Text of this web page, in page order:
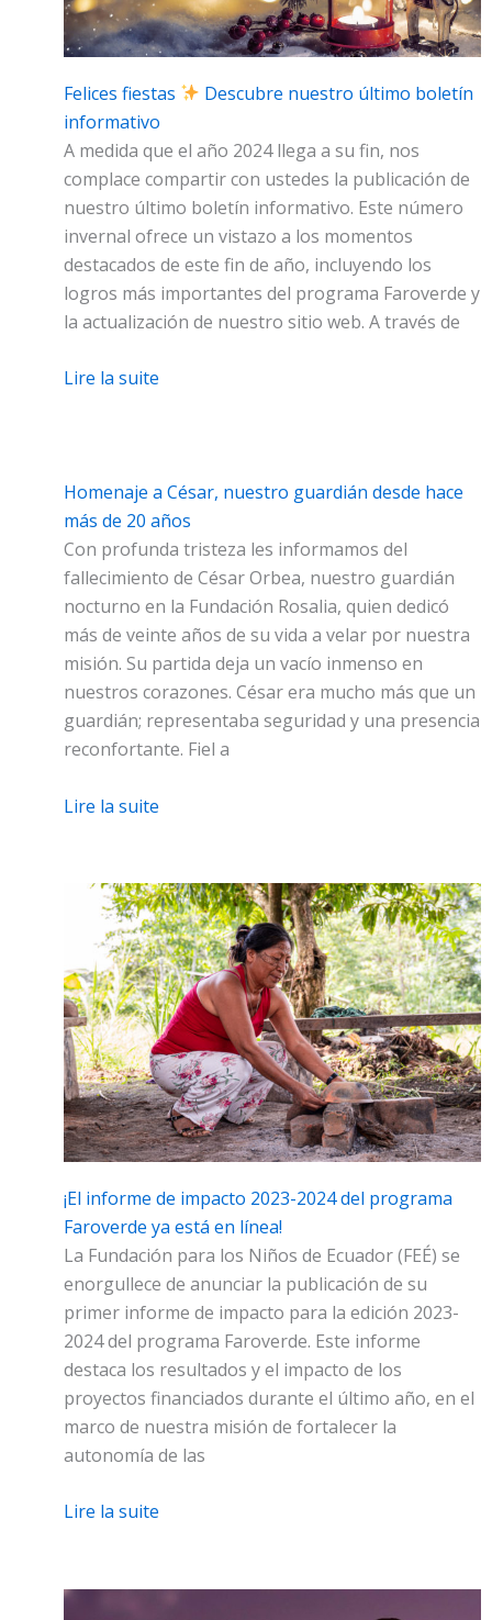
Felices fiestas
Descubre nuestro último boletín
informativo
A medida que el año 2024 llega a su fin, nos
complace compartir con ustedes la publicación de
nuestro último boletín informativo. Este número
invernal ofrece un vistazo a los momentos
destacados de este fin de año, incluyendo los
logros más importantes del programa Faroverde y
la actualización de nuestro sitio web. A través de
Lire la suite
Homenaje a César, nuestro guardián desde hace
más de 20 años
Con profunda tristeza les informamos del
fallecimiento de César Orbea, nuestro guardián
nocturno en la Fundación Rosalia, quien dedicó
más de veinte años de su vida a velar por nuestra
misión. Su partida deja un vacío inmenso en
nuestros corazones. César era mucho más que un
guardián; representaba seguridad y una presencia
reconfortante. Fiel a
Lire la suite
¡El informe de impacto 2023-2024 del programa
Faroverde ya está en línea!
La Fundación para los Niños de Ecuador (FEÉ) se
enorgullece de anunciar la publicación de su
primer informe de impacto para la edición 2023-
2024 del programa Faroverde. Este informe
destaca los resultados y el impacto de los
proyectos financiados durante el último año, en el
marco de nuestra misión de fortalecer la
autonomía de las
Lire la suite